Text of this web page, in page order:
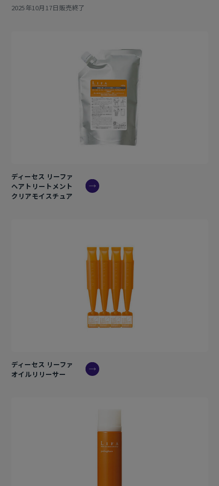
2025年10月17日販売終了
ディーセス リーファ
ヘアトリートメント
クリアモイスチュア
ディーセス リーファ
オイルリリーサー